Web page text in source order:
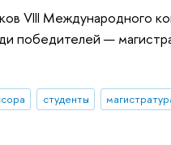
VIII Международного
победителей —
студенты